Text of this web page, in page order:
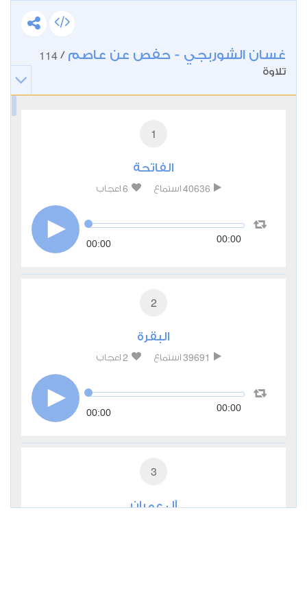
غسان الشوربجي - حفص عن عاصم /
114
تلاوة
1
الفاتحة
40636 استماع 6 اعجاب
00:00 00:00
2
البقرة
39691 استماع 2 اعجاب
00:00 00:00
3
آل عمران